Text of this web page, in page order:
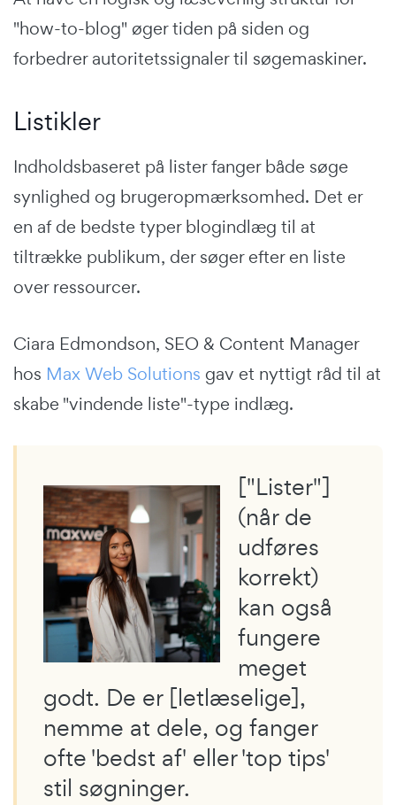
"how-to-blog" øger tiden på siden og
forbedrer autoritetssignaler til søgemaskiner.
Listikler
Indholdsbaseret på lister fanger både søge
synlighed og brugeropmærksomhed. Det er
en af de bedste typer blogindlæg til at
tiltrække publikum, der søger efter en liste
over ressourcer.
Ciara Edmondson, SEO & Content Manager
hos Max Web Solutions gav et nyttigt råd til at
skabe "vindende liste"-type indlæg.
["Lister"]
(når de
udføres
korrekt)
kan også
fungere
meget
godt. De er [letlæselige],
nemme at dele, og fanger
ofte 'bedst af' eller 'top tips'
stil søgninger.